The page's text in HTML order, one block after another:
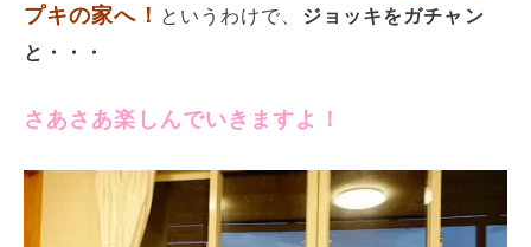
プキの家へ！ というわけで、 ジョッキをガチャン
と・・・
さあさあ楽しんでいきますよ！